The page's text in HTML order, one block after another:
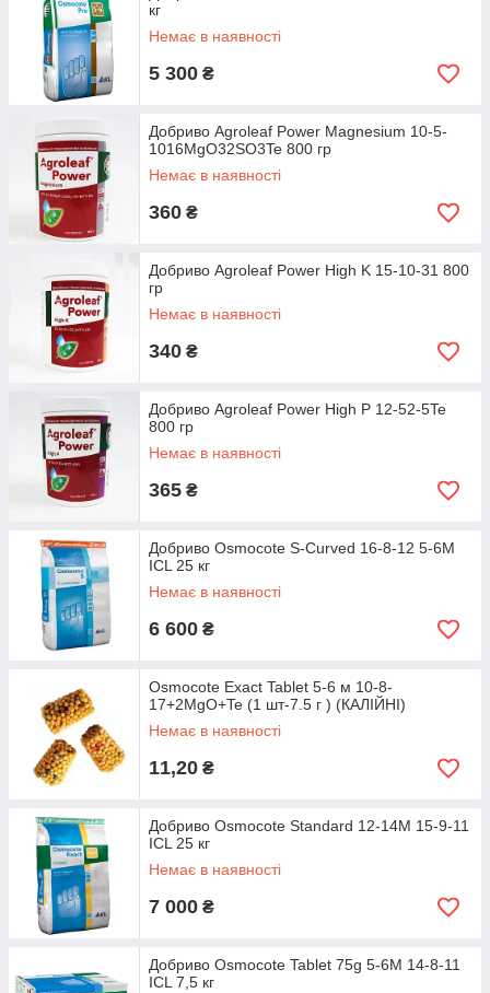
кг
Немає в наявності
5 300 ₴
Добриво Agroleaf Power Magnesium 10-5-
1016MgO32SO3Te 800 гр
Немає в наявності
360 ₴
Добриво Agroleaf Power High K 15-10-31 800
гр
Немає в наявності
340 ₴
Добриво Agroleaf Power High P 12-52-5Te
800 гр
Немає в наявності
365 ₴
Добриво Osmocote S-Curved 16-8-12 5-6M
ICL 25 кг
Немає в наявності
6 600 ₴
Osmocote Exact Tablet 5-6 м 10-8-
17+2MgO+Te (1 шт-7.5 г ) (КАЛІЙНІ)
Немає в наявності
11,20 ₴
Добриво Osmocote Standard 12-14M 15-9-11
ICL 25 кг
Немає в наявності
7 000 ₴
Добриво Osmocote Tablet 75g 5-6M 14-8-11
ICL 7,5 кг